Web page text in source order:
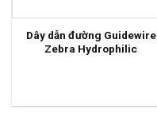
Dây dẫn đường Guidewire
Zebra Hydrophilic